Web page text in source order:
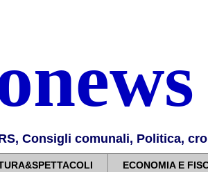
Consigli comunali, Politica,
ECONOMIA E